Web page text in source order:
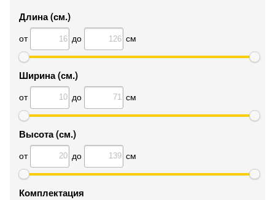
Длина (см.)
от до см
Ширина (см.)
от до см
Высота (см.)
от до см
Комплектация